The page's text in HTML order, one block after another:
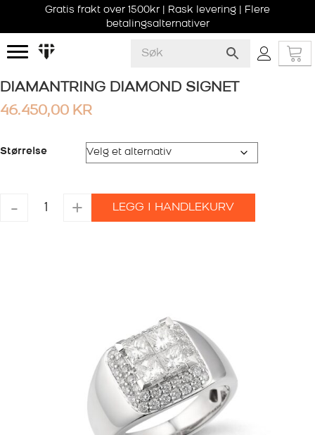
Gratis frakt over 1500kr | Rask levering | Flere
betalingsalternativer
DIAMANTRING DIAMOND SIGNET
46.450,00 KR
Størrelse
-
DIAMANTRING
DIAMOND+ LEGG I HANDLEKURV